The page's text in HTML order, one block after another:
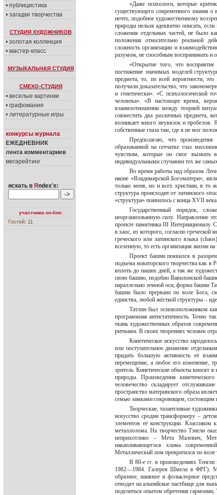
• публицистика
• загадки творчества
СТУДИЯ ХУДОЖНИКОВ
• золотая коллекция
• мастер-класс
МУЗЫКАЛЬНАЯ СТУДИЯ
СМЕХО-СТУДИЯ
• веселые картинки
• графомания
• литературные игры
конкурсы журнала
ЕЖЕДНЕВНИК
лента комментариев
мегарейтинг
искать в Я ndex'е:
участники on-line:
Гостей: 11
«Даже психологи, которые
существующего современного знания
нечто, подобное художественному
природы нельзя адекватно описать,
сложения отдельных частей, не было
положения относительно реальной
сложность организации и
разумом, не способным воспринимать и
«Открытие того, что восприятие
постижение значимых моделей
предмета, то, по всей вероятности,
получили доказательство, что
и генетически». «С психологической
человека». «В настоящее время,
взаимоотношении между теорией
совместить два различных предмета,
возникает много неувязок и
собственные глаза там, где я не мог
Предполагаю, что произведение
образованной на сетчатке глаз
чувствам, которые он смог вызвать
индивидуальными случаями тех же
Во время работы над образом
иконе «Владимирской Богоматери»,
только меня, но и всех христиан, в то
структура происходит от латинского
«структура» появилось с конца XVII
Государственный порядок,
неорганизованную силу. Направление
проекте памятника III Интернационалу.
в хаос, из которого, согласно
греческого или латинского языка
вселенную, то есть организация жизни
Проект башни появился в
подъема новаторского творчества как
вплоть до наших дней, а так же
свою башню, подобно Вавилонской
параллельно земной оси, форма башни
башни было прервано по воле Бога,
единства, любой жёсткой структуры –
Татлин был основоположником
программная антистатичность. Точно
ткань художественных образов
ритмами. В своих творениях человек
Кинетическое искусство
или поступательное движение
придать большую активность её
перемещение, а любое его изменение,
зритель. Кинетические объекты вносят
природы. Произведения
человечество складирует
пространство материнского образа
семью замками сокровищем, состоящим
Творческие, талантливые
искусство сродни трансформеру –
элементов её конструкции. Классиком
металлолома. На творчество Тэнгли
неприхотливо – Мета Малевич,
накапливающегося хлама
Металлический лом превратился по
В 80-е гг. в произведениях
1982—1984. Галерея Шмела в ФРГ).
образное, наивное и фольклорное
отводят на альпийское пастбище для
поделиться опытом обретения